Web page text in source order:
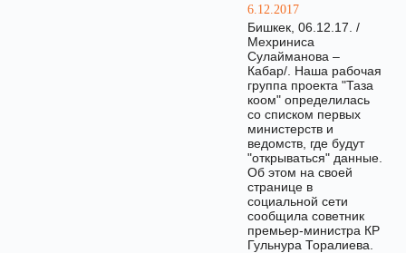
6.12.2017
Бишкек, 06.12.17. /
Мехриниса
Сулайманова –
Кабар/. Наша рабочая
группа проекта "Таза
коом" определилась
со списком первых
министерств и
ведомств, где будут
"открываться" данные.
Об этом на своей
странице в
социальной сети
сообщила советник
премьер-министра КР
Гульнура Торалиева.